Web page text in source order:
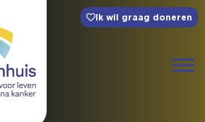
Ik wil graag doneren